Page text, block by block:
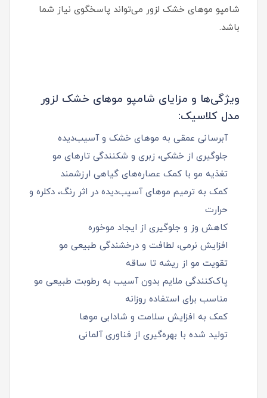
شامپو موهای خشک لزور می‌تواند پاسخگوی نیاز شما
باشد.
ویژگی‌ها و مزایای شامپو موهای خشک لزور
مدل کلاسیک:
آبرسانی عمقی به موهای خشک و آسیب‌دیده
جلوگیری از خشکی، زبری و شکنندگی تارهای مو
تغذیه مو با کمک عصاره‌های گیاهی ارزشمند
کمک به ترمیم موهای آسیب‌دیده در اثر رنگ، دکلره و
حرارت
کاهش وز و جلوگیری از ایجاد موخوره
افزایش نرمی، لطافت و درخشندگی طبیعی مو
تقویت مو از ریشه تا ساقه
پاک‌کنندگی ملایم بدون آسیب به رطوبت طبیعی مو
مناسب برای استفاده روزانه
کمک به افزایش سلامت و شادابی موها
تولید شده با بهره‌گیری از فناوری آلمانی